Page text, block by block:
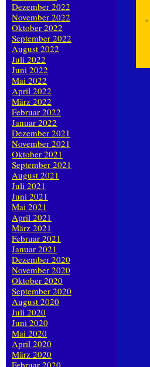
«
Dezember 2022
November 2022
Oktober 2022
September 2022
August 2022
Juli 2022
Juni 2022
Mai 2022
April 2022
März 2022
Februar 2022
Januar 2022
Dezember 2021
November 2021
Oktober 2021
September 2021
August 2021
Juli 2021
Juni 2021
Mai 2021
April 2021
März 2021
Februar 2021
Januar 2021
Dezember 2020
November 2020
Oktober 2020
September 2020
August 2020
Juli 2020
Juni 2020
Mai 2020
April 2020
März 2020
Februar 2020